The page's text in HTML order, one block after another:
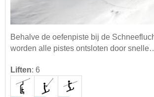
Behalve de oefenpiste bij de
worden alle pistes ontsloten door
Liften: 6